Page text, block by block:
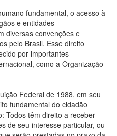
fundamental, o acesso à
e entidades
diversas convenções e
pelo Brasil. Esse direito
por importantes
como a Organização
Federal de 1988, em seu
fundamental do cidadão
Todos têm direito a receber
de seu interesse particular, ou